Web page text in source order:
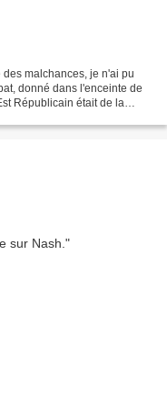
malchances, je n'ai pu
donné dans l'enceinte de
Républicain était de la